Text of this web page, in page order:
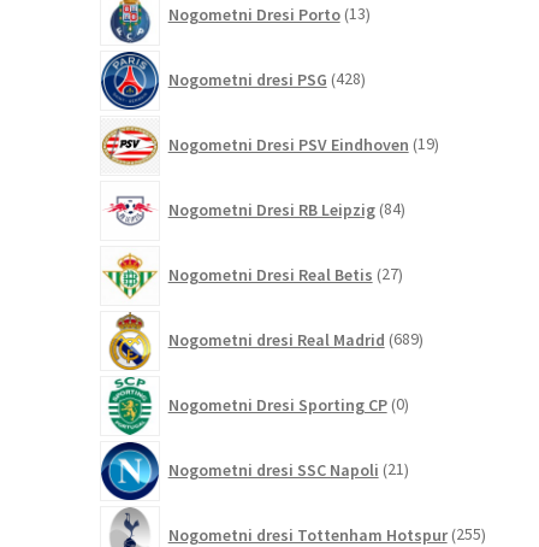
Nogometni Dresi Porto 13izdelkov
Nogometni dresi PSG 428izdelkov
Nogometni Dresi PSV Eindhoven 19izdelkov
Nogometni Dresi RB Leipzig 84izdelkov
Nogometni Dresi Real Betis 27izdelkov
Nogometni dresi Real Madrid 689izdelkov
Nogometni Dresi Sporting CP 0izdelkov
Nogometni dresi SSC Napoli 21izdelkov
Nogometni dresi Tottenham Hotspur 255